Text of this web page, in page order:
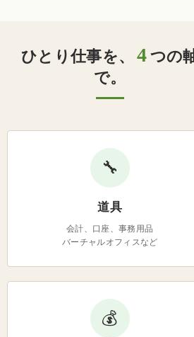
ひとり仕事を、 4 つの
で。
🔧
道具
会計、口座、事務用品
バーチャルオフィスなど
💰